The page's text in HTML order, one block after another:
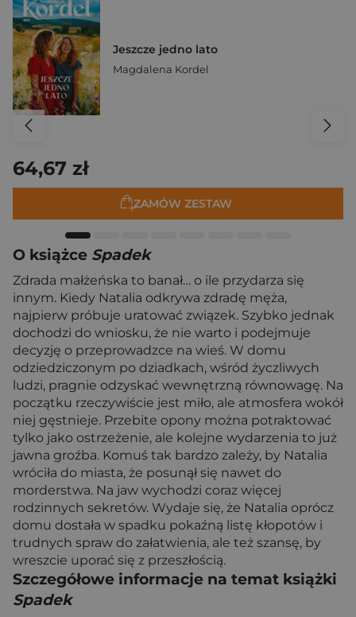
Jeszcze jedno lato
Magdalena Kordel
64,67 zł
ZAMÓW ZESTAW
O książce Spadek
Zdrada małżeńska to banał… o ile przydarza się
innym. Kiedy Natalia odkrywa zdradę męża,
najpierw próbuje uratować związek. Szybko jednak
dochodzi do wniosku, że nie warto i podejmuje
decyzję o przeprowadzce na wieś. W domu
odziedziczonym po dziadkach, wśród życzliwych
ludzi, pragnie odzyskać wewnętrzną równowagę. Na
początku rzeczywiście jest miło, ale atmosfera wokół
niej gęstnieje. Przebite opony można potraktować
tylko jako ostrzeżenie, ale kolejne wydarzenia to już
jawna groźba. Komuś tak bardzo zależy, by Natalia
wróciła do miasta, że posunął się nawet do
morderstwa. Na jaw wychodzi coraz więcej
rodzinnych sekretów. Wydaje się, że Natalia oprócz
domu dostała w spadku pokaźną listę kłopotów i
trudnych spraw do załatwienia, ale też szansę, by
wreszcie uporać się z przeszłością.
Szczegółowe informacje na temat książki
Spadek